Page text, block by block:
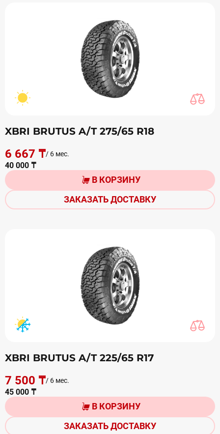
XBRI BRUTUS A/T 275/65 R18
6 667 ₸/ 6 мес.
40 000 ₸
В КОРЗИНУ
ЗАКАЗАТЬ ДОСТАВКУ
XBRI BRUTUS A/T 225/65 R17
7 500 ₸/ 6 мес.
45 000 ₸
В КОРЗИНУ
ЗАКАЗАТЬ ДОСТАВКУ